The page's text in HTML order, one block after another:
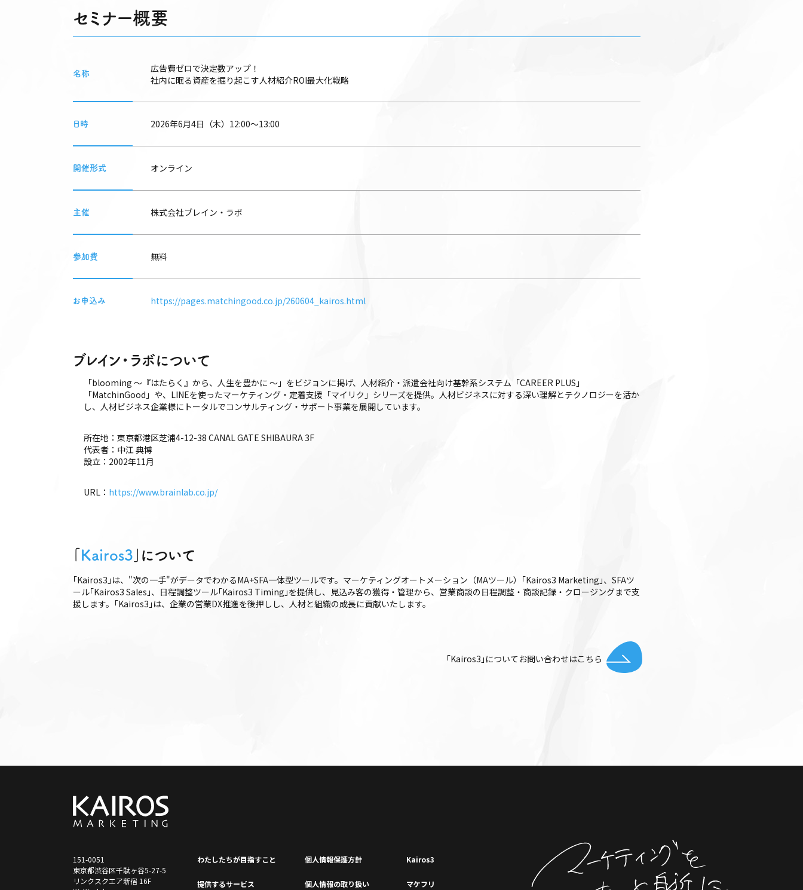
セミナー概要
名称
広告費ゼロで決定数アップ！
社内に眠る資産を掘り起こす人材紹介ROI最大化戦略
日時 2026年6月4日（木）12:00～13:00
開催形式 オンライン
主催 株式会社ブレイン・ラボ
参加費 無料
お申込み https://pages.matchingood.co.jp/260604_kairos.html
ブレイン・ラボについて
「blooming ～『はたらく』から、人生を豊かに ～」をビジョンに掲げ、人材紹介・派遣会社向け基幹系システム「CAREER PLUS」
「MatchinGood」や、LINEを使ったマーケティング・定着支援「マイリク」シリーズを提供。人材ビジネスに対する深い理解とテクノロジーを活か
し、人材ビジネス企業様にトータルでコンサルティング・サポート事業を展開しています。
所在地：東京都港区芝浦4-12-38 CANAL GATE SHIBAURA 3F
代表者：中江 典博
設立：2002年11月
URL： https://www.brainlab.co.jp/
Kairos3 ｣について
｢Kairos3｣は、"次の一手"がデータでわかるMA+SFA一体型ツールです。マーケティングオートメーション（MAツール）｢Kairos3 Marketing｣、SFAツ
ール｢Kairos3 Sales｣、日程調整ツール｢Kairos3 Timing｣を提供し、見込み客の獲得・管理から、営業商談の日程調整・商談記録・クロージングまで支
援します。｢Kairos3｣は、企業の営業DX推進を後押しし、人材と組織の成長に貢献いたします。
｢Kairos3｣についてお問い合わせはこちら
151-0051
東京都渋谷区千駄ヶ谷5-27-5
リンクスクエア新宿 16F
わたしたちが⽬指すこと
提供するサービス
個⼈情報保護⽅針
個⼈情報の取り扱い
Kairos3
マケフリ